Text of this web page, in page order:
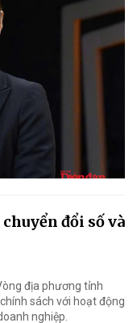
đổi số và
địa phương tỉnh
sách với hoạt động
nghiệp.